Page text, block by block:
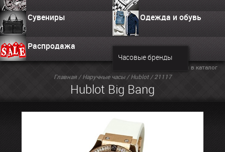
Сувениры Одежда и обувь
Распродажа
Часовые бренды
Главная/Наручные часы/Hublot/ 21117
Hublot Big Bang
Вернуться в каталог